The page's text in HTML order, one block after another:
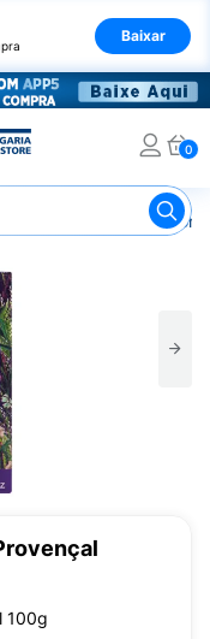
Baixar
0
100g